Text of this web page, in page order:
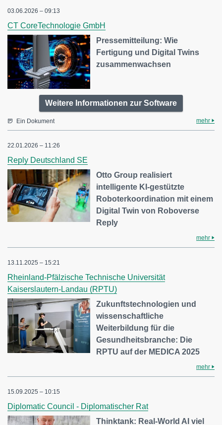
03.06.2026 – 09:13
CT CoreTechnologie GmbH
Pressemitteilung: Wie
Fertigung und Digital Twins
zusammenwachsen
Weitere Informationen zur Software
Ein Dokument mehr
22.01.2026 – 11:26
Reply Deutschland SE
Otto Group realisiert
intelligente KI-gestützte
Roboterkoordination mit einem
Digital Twin von Roboverse
Reply
mehr
13.11.2025 – 15:21
Rheinland-Pfälzische Technische Universität
Kaiserslautern-Landau (RPTU)
Zukunftstechnologien und
wissenschaftliche
Weiterbildung für die
Gesundheitsbranche: Die
RPTU auf der MEDICA 2025
mehr
15.09.2025 – 10:15
Diplomatic Council - Diplomatischer Rat
Thinktank: Real-World AI viel